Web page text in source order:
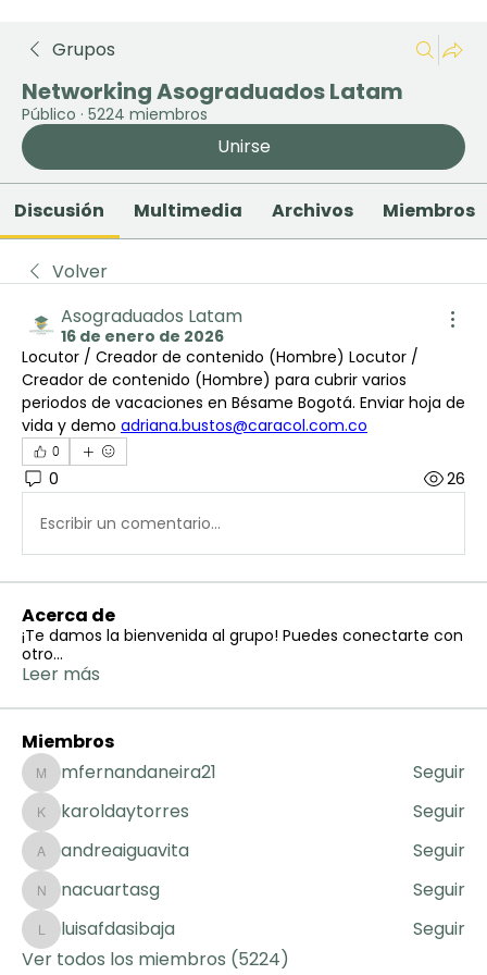
Grupos
Networking Asograduados Latam
Público · 5224 miembros
Unirse
Discusión Multimedia Archivos Miembros
Volver
Asograduados Latam
16 de enero de 2026
Locutor / Creador de contenido (Hombre) Locutor /
Creador de contenido (Hombre) para cubrir varios
periodos de vacaciones en Bésame Bogotá. Enviar hoja de
vida y demo adriana.bustos@caracol.com.co
0
0 26
Escribir un comentario...
Acerca de
¡Te damos la bienvenida al grupo! Puedes conectarte con
otro...
Leer más
Miembros
mfernandaneira21
mfernandaneira21 Seguir
karoldaytorres
karoldaytorres Seguir
andreaiguavita
andreaiguavita Seguir
nacuartasg
nacuartasg Seguir
luisafdasibaja
luisafdasibaja
Seguir
Ver todos los miembros (5224)